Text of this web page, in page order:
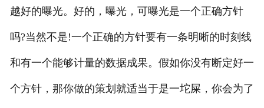
越好的曝光。好的，曝光，可曝光是一个正确方针
吗?当然不是!一个正确的方针要有一条明晰的时刻线
和有一个能够计量的数据成果。假如你没有断定好一
个方针，那你做的策划就适当于是一坨屎，你会为了